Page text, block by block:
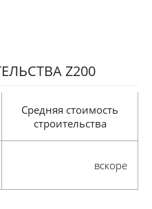
Z200
Средняя стоимость
строительства
вскоре